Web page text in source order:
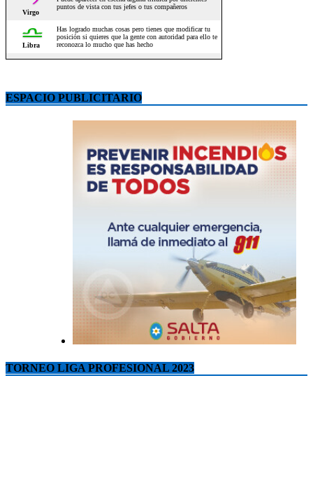
ESPACIO PUBLICITARIO
TORNEO LIGA PROFESIONAL 2023